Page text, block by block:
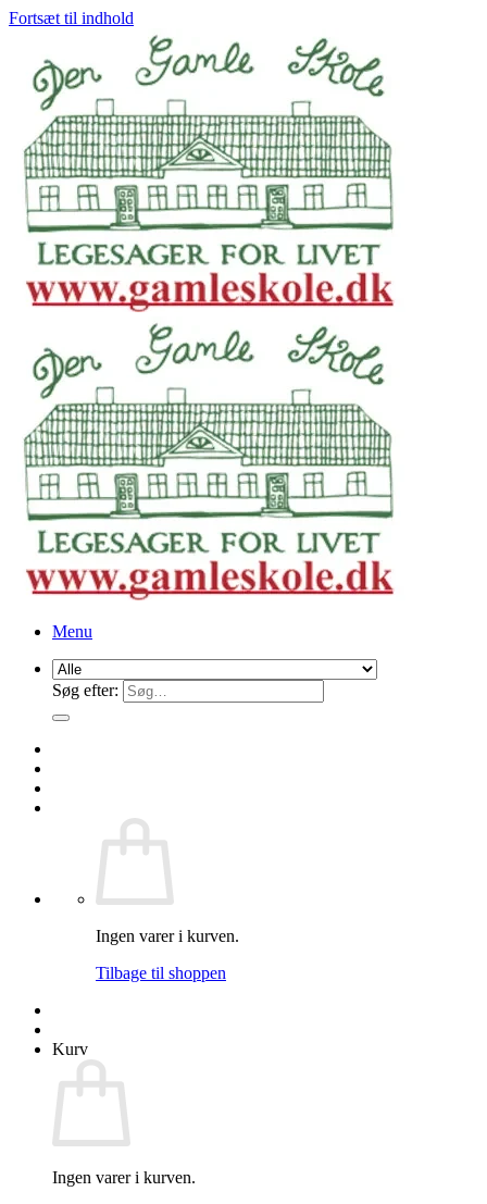
Fortsæt til indhold
Menu
Søg efter:
Ingen varer i kurven.
Tilbage til shoppen
Kurv
Ingen varer i kurven.